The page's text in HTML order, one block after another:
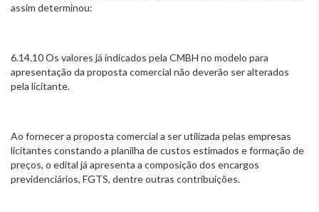
assim determinou:
6.14.10 Os valores já indicados pela CMBH no modelo para
apresentação da proposta comercial não deverão ser alterados
pela licitante.
Ao fornecer a proposta comercial a ser utilizada pelas empresas
licitantes constando a planilha de custos estimados e formação de
preços, o edital já apresenta a composição dos encargos
previdenciários, FGTS, dentre outras contribuições.